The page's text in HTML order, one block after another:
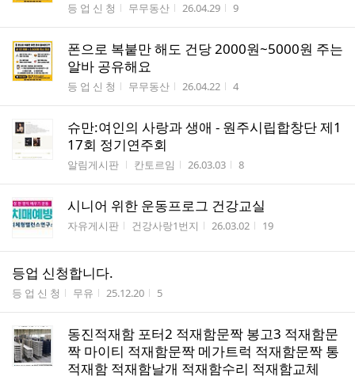
게시판명
등 업 신 청 작성자
무무동산 작성시간
26.04.29 조회수
9
폰으로 복붙만 해도 건당 2000원~5000원 주는
알바 공유해요
게시판명
등 업 신 청 작성자
무무동산 작성시간
26.04.22 조회수
4
슈만:여인의 사랑과 생애 - 원주시립합창단 제1
17회 정기연주회
게시판명
알림게시판 작성자
칸토르임 작성시간
26.03.03 조회수
8
시니어 위한 운동프로그 건강교실
게시판명
자유게시판 작성자
건강사랑1번지 작성시간
26.03.02 조회수
19
등업 신청합니다.
게시판명
등 업 신 청 작성자
무유 작성시간
25.12.20 조회수
5
동진적재함 포터2 적재함문짝 봉고3 적재함문
짝 마이티 적재함문짝 메가트럭 적재함문짝 통
적재함 적재함날개 적재함수리 적재함교체